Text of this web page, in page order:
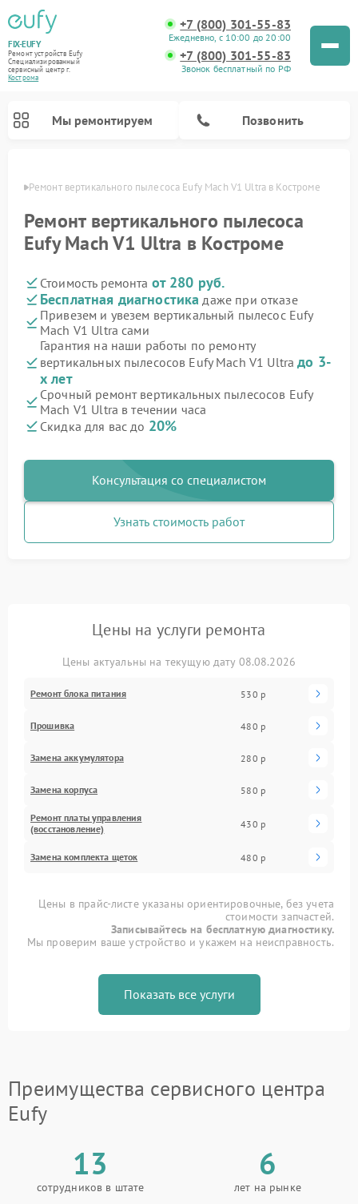
FIX-EUFY
Ремонт устройств Eufy
Специализированный
cервисный центр г.
Кострома
+7 (800) 301-55-83
Ежедневно, с 10:00 до 20:00
+7 (800) 301-55-83
Звонок бесплатный по РФ
Мы ремонтируем Позвонить
Ремонт вертикального пылесоса Eufy Mach V1 Ultra в Костроме
Ремонт вертикального пылесоса
Eufy Mach V1 Ultra в Костроме
Стоимость ремонта от 280 руб.
Бесплатная диагностика даже при отказе
Привезем и увезем вертикальный пылесос Eufy
Mach V1 Ultra сами
Гарантия на наши работы по ремонту
вертикальных пылесосов Eufy Mach V1 Ultraдо 3-
х лет
Срочный ремонт вертикальных пылесосов Eufy
Mach V1 Ultra в течении часа
Скидка для вас до 20%
Консультация со специалистом
Узнать стоимость работ
Цены на услуги ремонта
Цены актуальны на текущую дату 08.08.2026
Ремонт блока питания 530 р
Прошивка 480 р
Замена аккумулятора 280 р
Замена корпуса 580 р
Ремонт платы управления
(восстановление)
430 р
Замена комплекта щеток 480 р
Цены в прайс-листе указаны ориентировочные, без учета
стоимости запчастей.
Записывайтесь на бесплатную диагностику.
Мы проверим ваше устройство и укажем на неисправность.
Показать все услуги
Преимущества сервисного центра
Eufy
13
сотрудников в штате
6
лет на рынке